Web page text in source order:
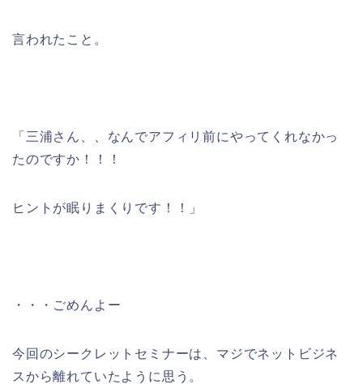
言われたこと。
「三浦さん、、なんでアフィリ前にやってくれなかっ
たのですか！！！
ヒントが眠りまくりです！！」
・・・ごめんよー
今回のシークレットセミナーは、マジでネットビジネ
スから離れていたように思う。